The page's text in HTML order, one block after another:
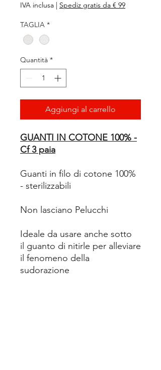
IVA inclusa | Spediz gratis da € 99
TAGLIA *
Quantità *
Aggiungi al carrello
GUANTI IN COTONE 100% -
Cf 3 paia
Guanti in filo di cotone 100%
- sterilizzabili
Non lasciano Pelucchi
Ideale da usare anche sotto
il guanto di nitirle per alleviare
il fenomeno della
sudorazione